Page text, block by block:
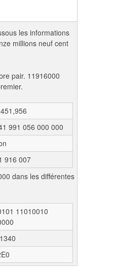
les informations
millions neuf cent
pair. 11916000
991 056 000 000
916 007
dans les différentes
11010010